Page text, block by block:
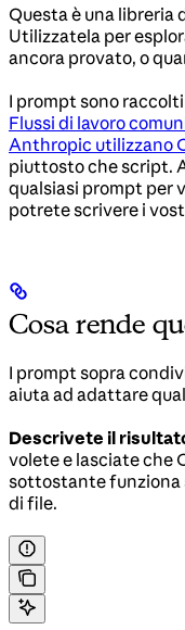
Questa è una libreria
Utilizzatela per
ancora provato, o
I prompt sono
Flussi di lavoro
Anthropic utilizzano
piuttosto che script.
qualsiasi prompt per
potrete scrivere i
Cosa rende
I prompt sopra
aiuta ad adattare
Descrivete il
volete e lasciate che
sottostante funziona
di file.